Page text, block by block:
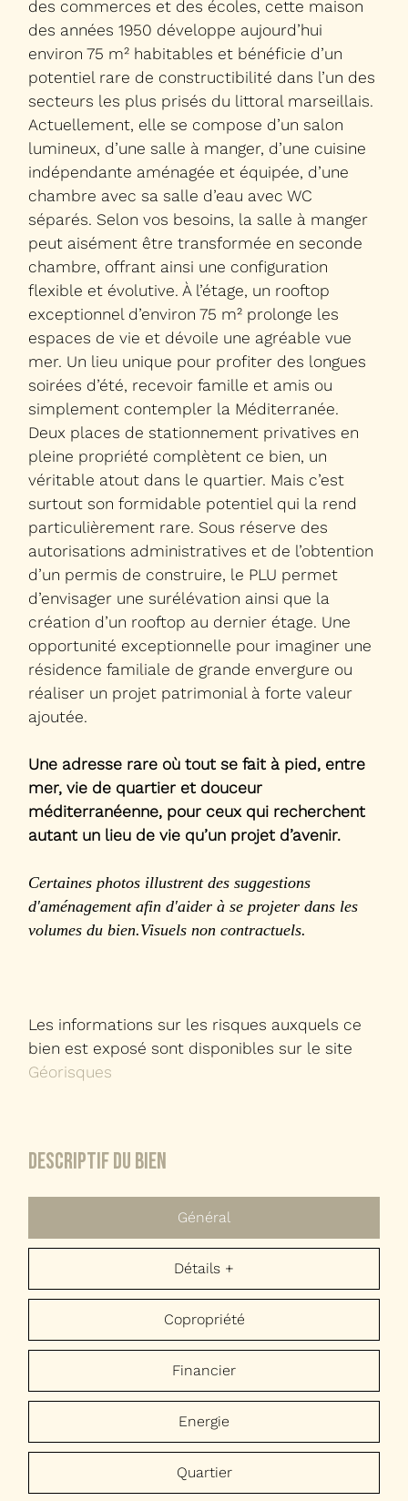
des commerces et des écoles, cette maison
des années 1950 développe aujourd’hui
environ 75 m² habitables et bénéficie d’un
potentiel rare de constructibilité dans l’un des
secteurs les plus prisés du littoral marseillais.
Actuellement, elle se compose d’un salon
lumineux, d’une salle à manger, d’une cuisine
indépendante aménagée et équipée, d’une
chambre avec sa salle d’eau avec WC
séparés. Selon vos besoins, la salle à manger
peut aisément être transformée en seconde
chambre, offrant ainsi une configuration
flexible et évolutive. À l’étage, un rooftop
exceptionnel d’environ 75 m² prolonge les
espaces de vie et dévoile une agréable vue
mer. Un lieu unique pour profiter des longues
soirées d’été, recevoir famille et amis ou
simplement contempler la Méditerranée.
Deux places de stationnement privatives en
pleine propriété complètent ce bien, un
véritable atout dans le quartier. Mais c’est
surtout son formidable potentiel qui la rend
particulièrement rare. Sous réserve des
autorisations administratives et de l’obtention
d’un permis de construire, le PLU permet
d’envisager une surélévation ainsi que la
création d’un rooftop au dernier étage. Une
opportunité exceptionnelle pour imaginer une
résidence familiale de grande envergure ou
réaliser un projet patrimonial à forte valeur
ajoutée.
Une adresse rare où tout se fait à pied, entre
mer, vie de quartier et douceur
méditerranéenne, pour ceux qui recherchent
autant un lieu de vie qu’un projet d’avenir.
Certaines photos illustrent des suggestions
d'aménagement afin d'aider à se projeter dans les
volumes du bien.Visuels non contractuels.
Les informations sur les risques auxquels ce
bien est exposé sont disponibles sur le site
Géorisques
descriptif du bien
Général
Détails +
Copropriété
Financier
Energie
Quartier